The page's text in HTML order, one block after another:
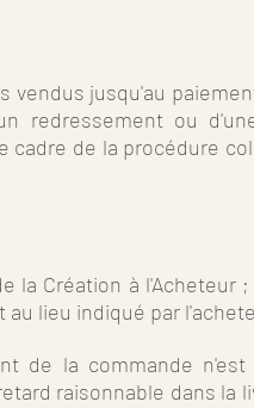
jusqu'au
redressement ou
de la procédure
Création à l'Acheteur
lieu indiqué par
de la commande
raisonnable dans la